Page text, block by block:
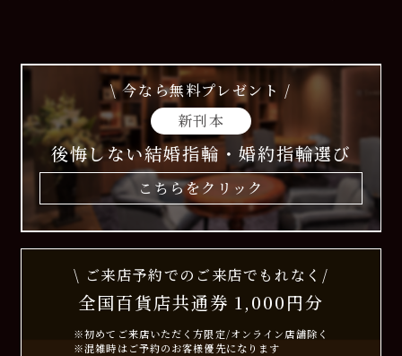
\ 今なら無料プレゼント /
新刊本
後悔しない結婚指輪・婚約指輪選び
こちらをクリック
\ ご来店予約でのご来店でもれなく/
全国百貨店共通券 1,000円分
※初めてご来店いただく方限定/オンライン店舗除く
※混雑時はご予約のお客様優先になります